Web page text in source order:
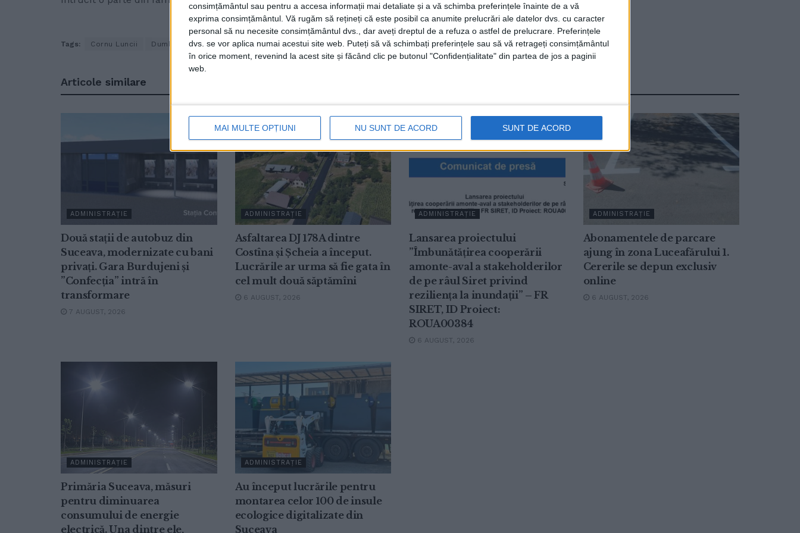
consimțământul sau pentru a accesa informații mai detaliate și a vă schimba preferințele înainte de a vă
exprima consimțământul. Vă rugăm să rețineți că este posibil ca anumite prelucrări ale datelor dvs. cu caracter
personal să nu necesite consimțământul dvs., dar aveți dreptul de a refuza o astfel de prelucrare. Preferințele
dvs. se vor aplica numai acestui site web. Puteți să vă schimbați preferințele sau să vă retrageți consimțământul
în orice moment, revenind la acest site și făcând clic pe butonul "Confidențialitate" din partea de jos a paginii
web.
MAI MULTE OPȚIUNI NU SUNT DE ACORD SUNT DE ACORD
Tags: Cornu Luncii Dumbrava Gheorghe Fron grădiniță Păiseni
Articole similare
ADMINISTRAȚIE
Două stații de autobuz din
Suceava, modernizate cu bani
privați. Gara Burdujeni și
”Confecția” intră în
transformare
7 AUGUST, 2026
ADMINISTRAȚIE
Asfaltarea DJ 178A dintre
Costîna și Șcheia a început.
Lucrările ar urma să fie gata în
cel mult două săptămîni
6 AUGUST, 2026
ADMINISTRAȚIE
Lansarea proiectului
”Îmbunătățirea cooperării
amonte-aval a stakeholderilor
de pe râul Siret privind
reziliența la inundații” – FR
SIRET, ID Proiect:
ROUA00384
6 AUGUST, 2026
ADMINISTRAȚIE
Abonamentele de parcare
ajung în zona Luceafărului 1.
Cererile se depun exclusiv
online
6 AUGUST, 2026
ADMINISTRAȚIE
Primăria Suceava, măsuri
pentru diminuarea
consumului de energie
electrică. Una dintre ele,
ADMINISTRAȚIE
Au început lucrările pentru
montarea celor 100 de insule
ecologice digitalizate din
Suceava